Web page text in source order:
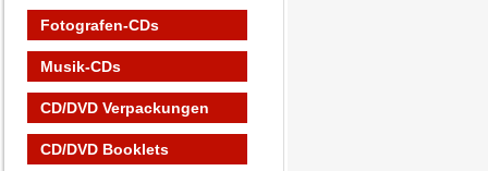
Fotografen-CDs
Musik-CDs
CD/DVD Verpackungen
CD/DVD Booklets